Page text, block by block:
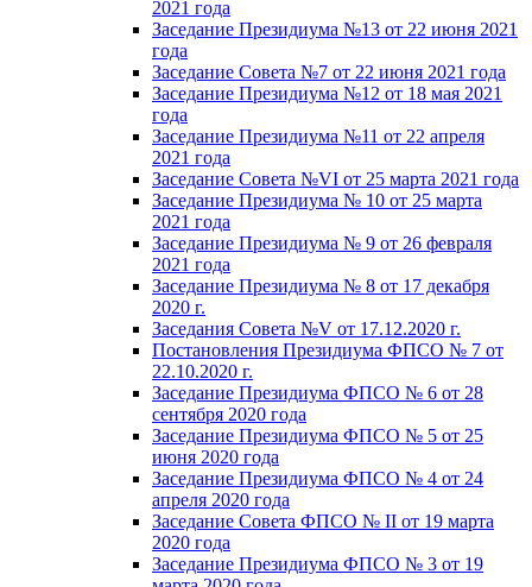
2021 года
Заседание Президиума №13 от 22 июня 2021
года
Заседание Совета №7 от 22 июня 2021 года
Заседание Президиума №12 от 18 мая 2021
года
Заседание Президиума №11 от 22 апреля
2021 года
Заседание Совета №VI от 25 марта 2021 года
Заседание Президиума № 10 от 25 марта
2021 года
Заседание Президиума № 9 от 26 февраля
2021 года
Заседание Президиума № 8 от 17 декабря
2020 г.
Заседания Совета №V от 17.12.2020 г.
Постановления Президиума ФПСО № 7 от
22.10.2020 г.
Заседание Президиума ФПСО № 6 от 28
сентября 2020 года
Заседание Президиума ФПСО № 5 от 25
июня 2020 года
Заседание Президиума ФПСО № 4 от 24
апреля 2020 года
Заседание Совета ФПСО № II от 19 марта
2020 года
Заседание Президиума ФПСО № 3 от 19